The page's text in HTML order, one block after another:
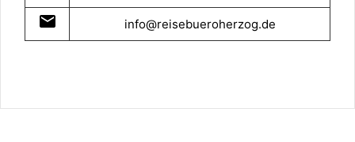
mail info@reisebueroherzog.de